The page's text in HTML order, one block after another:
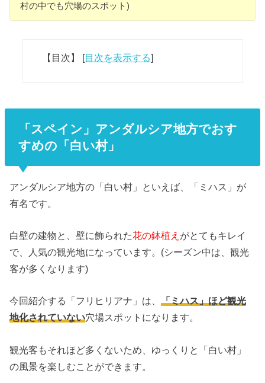
村の中でも穴場のスポット)
【目次】 [目次を表示する]
「スペイン」アンダルシア地方でおす
すめの「白い村」
アンダルシア地方の「白い村」といえば、「ミハス」が
有名です。
白壁の建物と、壁に飾られた花の鉢植え がとてもキレイ
で、人気の観光地になっています。(シーズン中は、観光
客が多くなります)
今回紹介する「フリヒリアナ」は、「ミハス」ほど観光
地化されていない穴場スポットになります。
観光客もそれほど多くないため、ゆっくりと「白い村」
の風景を楽しむことができます。